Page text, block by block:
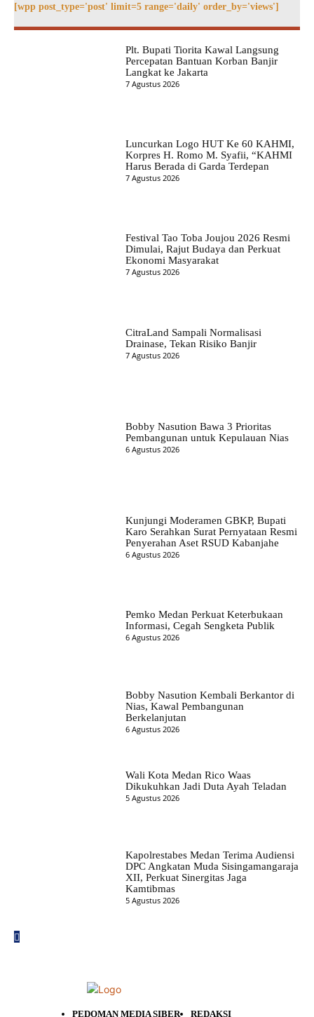
[wpp post_type='post' limit=5 range='daily' order_by='views']
Plt. Bupati Tiorita Kawal Langsung
Percepatan Bantuan Korban Banjir
Langkat ke Jakarta
7 Agustus 2026
Luncurkan Logo HUT Ke 60 KAHMI,
Korpres H. Romo M. Syafii, “KAHMI
Harus Berada di Garda Terdepan
7 Agustus 2026
Festival Tao Toba Joujou 2026 Resmi
Dimulai, Rajut Budaya dan Perkuat
Ekonomi Masyarakat
7 Agustus 2026
CitraLand Sampali Normalisasi
Drainase, Tekan Risiko Banjir
7 Agustus 2026
Bobby Nasution Bawa 3 Prioritas
Pembangunan untuk Kepulauan Nias
6 Agustus 2026
Kunjungi Moderamen GBKP, Bupati
Karo Serahkan Surat Pernyataan Resmi
Penyerahan Aset RSUD Kabanjahe
6 Agustus 2026
Pemko Medan Perkuat Keterbukaan
Informasi, Cegah Sengketa Publik
6 Agustus 2026
Bobby Nasution Kembali Berkantor di
Nias, Kawal Pembangunan
Berkelanjutan
6 Agustus 2026
Wali Kota Medan Rico Waas
Dikukuhkan Jadi Duta Ayah Teladan
5 Agustus 2026
Kapolrestabes Medan Terima Audiensi
DPC Angkatan Muda Sisingamangaraja
XII, Perkuat Sinergitas Jaga
Kamtibmas
5 Agustus 2026
PEDOMAN MEDIA SIBER REDAKSI